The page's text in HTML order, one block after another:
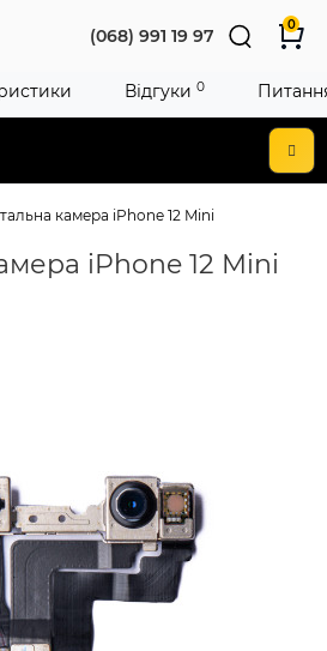
(068) 991 19 97
0
камера iPhone 12 Mini
iPhone 12 Mini
Відгуки 0